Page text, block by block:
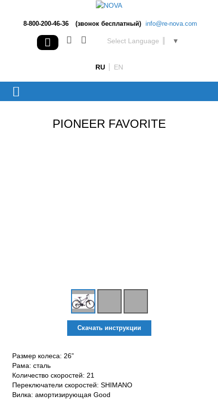
8-800-200-46-36 (звонок бесплатный) info@re-nova.com
Select Language ▼
RU EN
PIONEER FAVORITE
Скачать инструкции
Размер колеса: 26”
Рама: сталь
Количество скоростей: 21
Переключатели скоростей: SHIMANO
Вилка: амортизирующая Good